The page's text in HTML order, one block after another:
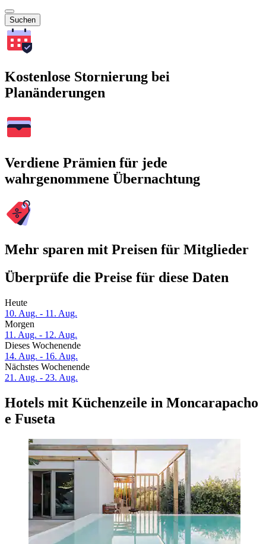
Suchen
Kostenlose Stornierung bei
Planänderungen
Verdiene Prämien für jede
wahrgenommene Übernachtung
Mehr sparen mit Preisen für Mitglieder
Überprüfe die Preise für diese Daten
Heute
10. Aug. - 11. Aug.
Morgen
11. Aug. - 12. Aug.
Dieses Wochenende
14. Aug. - 16. Aug.
Nächstes Wochenende
21. Aug. - 23. Aug.
Hotels mit Küchenzeile in Moncarapacho
e Fuseta